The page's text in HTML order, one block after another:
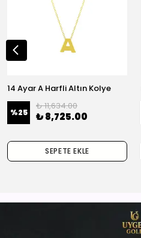
14 Ayar A Harfli Altın Kolye
%25
₺ 11,634.00
₺ 8,725.00
SEPETE EKLE